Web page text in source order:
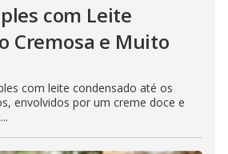
com Leite
Cremosa e Muito
com leite condensado até os
envolvidos por um creme doce e